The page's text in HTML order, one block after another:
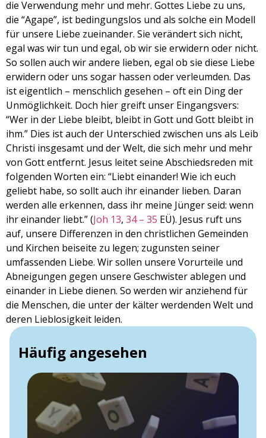
die Verwendung mehr und mehr. Gottes Liebe zu uns,
die “Agape”, ist bedingungslos und als solche ein Modell
für unsere Liebe zueinander. Sie verändert sich nicht,
egal was wir tun und egal, ob wir sie erwidern oder nicht.
So sollen auch wir andere lieben, egal ob sie diese Liebe
erwidern oder uns sogar hassen oder verleumden. Das
ist eigentlich – menschlich gesehen – oft ein Ding der
Unmöglichkeit. Doch hier greift unser Eingangsvers:
“Wer in der Liebe bleibt, bleibt in Gott und Gott bleibt in
ihm.” Dies ist auch der Unterschied zwischen uns als Leib
Christi insgesamt und der Welt, die sich mehr und mehr
von Gott entfernt. Jesus leitet seine Abschiedsreden mit
folgenden Worten ein: “Liebt einander! Wie ich euch
geliebt habe, so sollt auch ihr einander lieben. Daran
werden alle erkennen, dass ihr meine Jünger seid: wenn
ihr einander liebt.” (Joh 13, 34 – 35 EÜ). Jesus ruft uns
auf, unsere Differenzen in den christlichen Gemeinden
und Kirchen beiseite zu legen; zugunsten seiner
umfassenden Liebe. Wir sollen unsere Vorurteile und
Abneigungen gegen unsere Geschwister ablegen und
einander in Liebe dienen. So werden wir anziehend für
die Menschen, die unter der kälter werdenden Welt und
deren Lieblosigkeit leiden.
Häufig angesehen